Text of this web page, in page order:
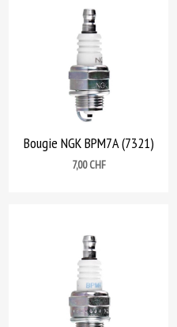
Bougie NGK BPM7A (7321)
Prix
7,00 CHF